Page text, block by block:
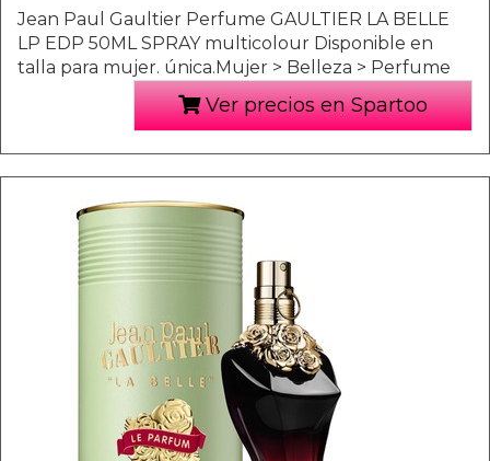
Jean Paul Gaultier Perfume GAULTIER LA BELLE
LP EDP 50ML SPRAY multicolour Disponible en
talla para mujer. única.Mujer > Belleza > Perfume
Ver precios en Spartoo